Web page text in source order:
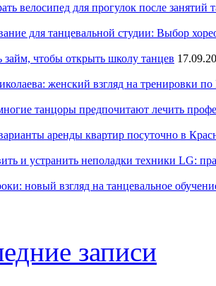
велосипед для прогулок после занятий
для танцевальной студии: Выбор
займ, чтобы открыть школу танцев
женский взгляд на тренировки
танцоры предпочитают лечить
аренды квартир посуточно в
и устранить неполадки техники LG:
новый взгляд на танцевальное
записи